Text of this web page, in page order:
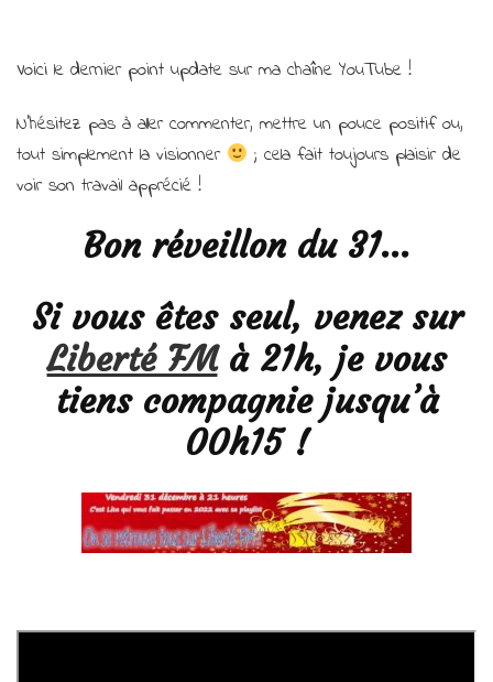
Voici le dernier point update sur ma chaîne YouTube !
N’hésitez pas à aller commenter, mettre un pouce positif ou,
tout simplement la visionner
; cela fait toujours plaisir de
voir son travail apprécié !
Bon réveillon du 31…
Si vous êtes seul, venez sur
Liberté FMà 21h, je vous
tiens compagnie jusqu’à
00h15 !